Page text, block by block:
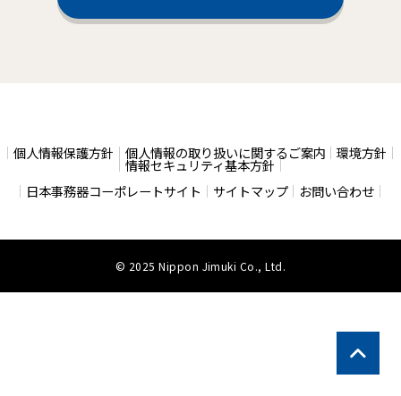
個人情報保護方針 個人情報の取り扱いに関するご案内 環境方針
情報セキュリティ基本方針
日本事務器コーポレートサイト
サイトマップ お問い合わせ
© 2025 Nippon Jimuki Co., Ltd.